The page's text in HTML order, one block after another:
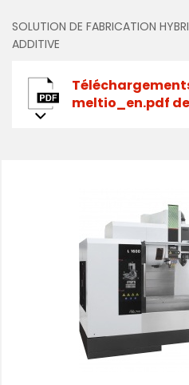
SOLUTION DE FABRICATION
ADDITIVE
meltio_en.pdf